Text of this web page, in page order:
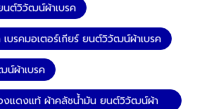
นต์วิวัฒน์ผ้าเบรค
เบรคมอเตอร์เกียร์ ยนต์วิวัฒน์ผ้าเบรค
น์ผ้าเบรค
งแดงแท้ ผ้าคลัชน้ำมัน ยนต์วิวัฒน์ผ้า